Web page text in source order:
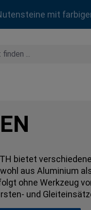
mit
bietet
aus Aluminium
ohne Werkzeug
und